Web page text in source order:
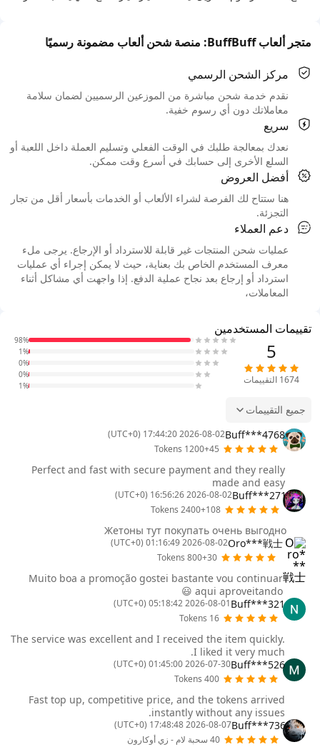
متجر ألعاب BuffBuff: منصة شحن ألعاب مضمونة رسميًا
مركز الشحن الرسمي
نقدم خدمة شحن مباشرة من الموزعين الرسميين لضمان سلامة
معاملاتك دون أي رسوم خفية.
سريع
نعدك بمعالجة طلبك في الوقت الفعلي وتسليم العملة داخل اللعبة أو
السلع الأخرى إلى حسابك في أسرع وقت ممكن.
أفضل العروض
هنا ستتاح لك الفرصة لشراء الألعاب أو الخدمات بأسعار أقل من تجار
التجزئة.
دعم العملاء
عمليات شحن المنتجات غير قابلة للاسترداد أو الإرجاع. يرجى ملء
معرف المستخدم الخاص بك بعناية، حيث لا يمكن إجراء أي عمليات
استرداد أو إرجاع بعد نجاح عملية الدفع. إذا واجهت أي مشاكل أثناء
المعاملات،
تقييمات المستخدمين
5
1674 التقييمات
98%
1%
0%
0%
1%
جميع التقييمات
Buff***4768
2026-08-02 17:44:20 (UTC+0)
1200+45 Tokens
Perfect and fast with secure payment and they really
made and easy
Buff***271
2026-08-02 16:56:26 (UTC+0)
2400+108 Tokens
Жетоны тут покупать очень выгодно
Oro***戦士
2026-08-02 01:16:49 (UTC+0)
800+30 Tokens
Muito boa a promoção gostei bastante vou continuar
aqui aproveitando 😃
Buff***321
2026-08-01 05:18:42 (UTC+0)
16 Tokens
The service was excellent and I received the item quickly.
I liked it very much.
Buff***526
2026-07-30 01:45:00 (UTC+0)
400 Tokens
Fast top up, competitive price, and the tokens arrived
instantly without any issues.
Buff***736
2026-08-07 17:48:48 (UTC+0)
40 سحبة لام - زي أوكارون